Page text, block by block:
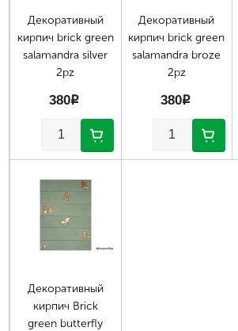
Декоративный
кирпич brick green
salamandra silver
2pz
380p
Декоративный
кирпич brick green
salamandra broze
2pz
380p
Декоративный
кирпич Brick
green butterfly